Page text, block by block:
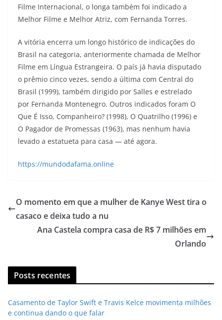
Filme Internacional, o longa também foi indicado a
Melhor Filme e Melhor Atriz, com Fernanda Torres.
A vitória encerra um longo histórico de indicações do
Brasil na categoria, anteriormente chamada de Melhor
Filme em Língua Estrangeira. O país já havia disputado
o prêmio cinco vezes, sendo a última com Central do
Brasil (1999), também dirigido por Salles e estrelado
por Fernanda Montenegro. Outros indicados foram O
Que É Isso, Companheiro? (1998), O Quatrilho (1996) e
O Pagador de Promessas (1963), mas nenhum havia
levado a estatueta para casa — até agora.
https://mundodafama.online
O momento em que a mulher de Kanye West tira o
casaco e deixa tudo a nu
Ana Castela compra casa de R$ 7 milhões em
Orlando
Posts recentes
Casamento de Taylor Swift e Travis Kelce movimenta milhões
e continua dando o que falar